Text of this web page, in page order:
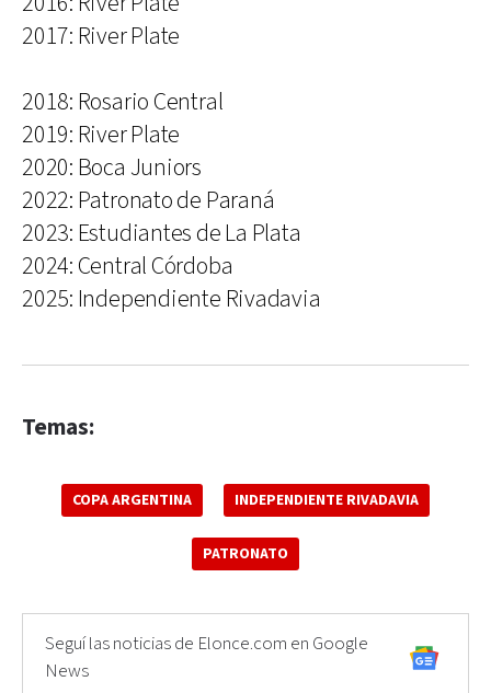
2017: River Plate
2018: Rosario Central
2019: River Plate
2020: Boca Juniors
2022: Patronato de Paraná
2023: Estudiantes de La Plata
2024: Central Córdoba
2025: Independiente Rivadavia
Temas:
COPA ARGENTINA INDEPENDIENTE RIVADAVIA
PATRONATO
Seguí las noticias de Elonce.com en Google
News